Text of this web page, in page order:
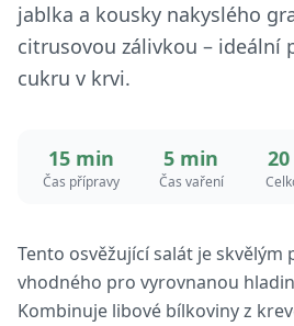
jablka a kousky nakyslého
citrusovou zálivkou – ideální
cukru v krvi.
15 min
Čas přípravy
5 min
Čas vaření
Tento osvěžující salát je skvělým
vhodného pro vyrovnanou
Kombinuje libové bílkoviny z